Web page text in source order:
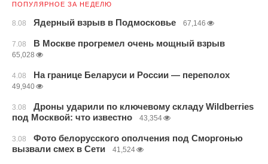
ПОПУЛЯРНОЕ ЗА НЕДЕЛЮ
8.08 Ядерный взрыв в Подмосковье 67,146
7.08 В Москве прогремел очень мощный взрыв
65,028
4.08 На границе Беларуси и России — переполох
49,940
3.08
Дроны ударили по ключевому складу Wildberries
под Москвой: что известно
43,354
3.08
Фото белорусского ополчения под Сморгонью
вызвали смех в Сети
41,524